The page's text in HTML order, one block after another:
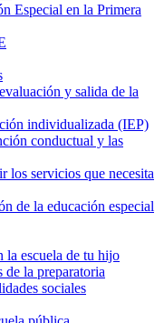
Especial en la Primera
y salida de la
individualizada (IEP)
conductual y las
los servicios que necesita
de la educación especial
la escuela de tu hijo
de la preparatoria
sociales